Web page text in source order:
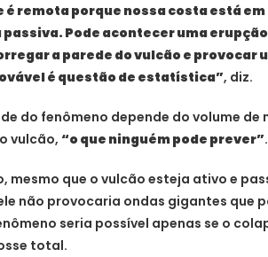
é remota porque nossa costa está
Pode acontecer uma erupção
a parede do vulcão e provocar
é questão de estatística”, diz.
do fenômeno depende do volume de
vulcão, “o que ninguém pode prever”.
mesmo que o vulcão esteja ativo e
não provocaria ondas gigantes que
seria possível apenas se o
total.